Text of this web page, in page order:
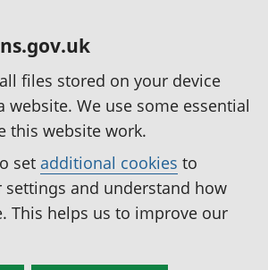
files stored on your device
website. We use some essential
this website work.
set additional cookies to
settings and understand how
This helps us to improve our